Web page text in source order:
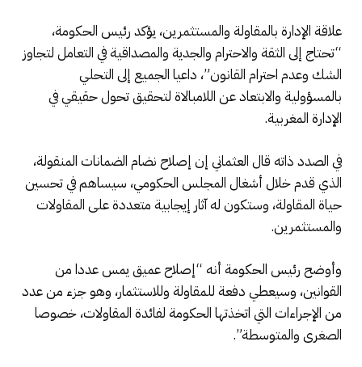
علاقة الإدارة بالمقاولة والمستثمرين، يؤكد رئيس الحكومة،
“تحتاج إلى الثقة والاحترام والجدية والمصداقية في التعامل لتجاوز
الشك وعدم احترام القانون”، داعيا الجميع إلى التحلي
بالمسؤولية والابتعاد عن اللامبالاة لتحقيق تحول حقيقي في
الإدارة المغربية.
في الصدد ذاته قال العثماني إن إصلاح نضام الضمانات المنقولة،
الذي قدم خلال أشغال المجلس الحكومي، سيساهم في تحسين
حياة المقاولة، وستكون له آثار إيجابية متعددة على المقاولات
والمستثمرين.
وأوضح رئيس الحكومة أنه “إصلاح عميق يمس عددا من
القوانين، وسيعطي دفعة للمقاولة وللاستثمار، وهو جزء من عدد
من الإجراءات التي اتخذتها الحكومة لفائدة المقاولات، خصوصا
الصغرى والمتوسطة”.